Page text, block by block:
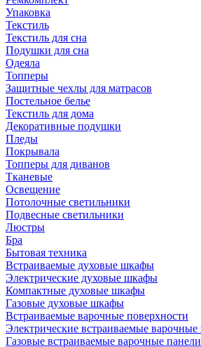
Упаковка
Текстиль
Текстиль для сна
Подушки для сна
Одеяла
Топперы
Защитные чехлы для матрасов
Постельное белье
Текстиль для дома
Декоративные подушки
Пледы
Покрывала
Топперы для диванов
Тканевые
Освещение
Потолочные светильники
Подвесные светильники
Люстры
Бра
Бытовая техника
Встраиваемые духовые шкафы
Электрические духовые шкафы
Компактные духовые шкафы
Газовые духовые шкафы
Встраиваемые варочные поверхности
Электрические встраиваемые варочные
Газовые встраиваемые варочные панели